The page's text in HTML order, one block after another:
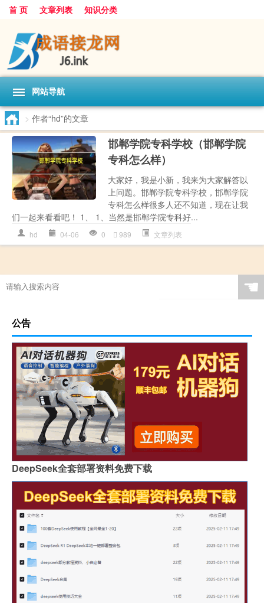
首 页 文章列表 知识分类
网站导航
> 作者“hd”的文章
邯郸学院专科学校（邯郸学院
专科怎么样）
大家好，我是小新，我来为大家解答以
上问题。邯郸学院专科学校，邯郸学院
专科怎么样很多人还不知道，现在让我
们一起来看看吧！ 1、 1、当然是邯郸学院专科好...
hd 04-06 0 989 文章列表
☚
公告
DeepSeek全套部署资料免费下载